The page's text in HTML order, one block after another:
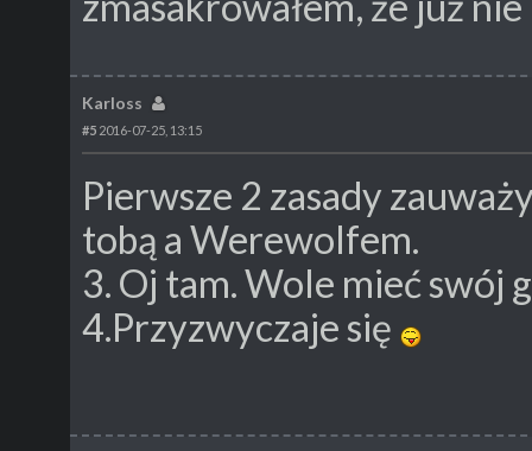
Karloss
#5 2016-07-25, 13:15
Pierwsze 2 zasady
tobą a Werewolfem.
3. Oj tam. Wole mieć swój
4.Przyzwyczaje się